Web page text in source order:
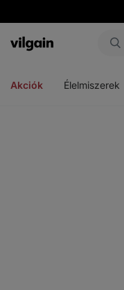
Vilgain
Akciók Élelmiszerek